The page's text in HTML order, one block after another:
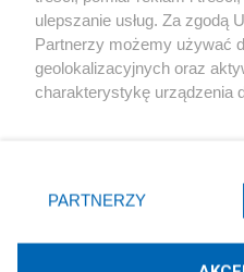
X Facebook
ulepszanie usług. Za zgodą
Partnerzy możemy używać
geolokalizacyjnych oraz
charakterystykę urządzenia
zmienić/wycofać klikając
znajdujący się w lewym
rodzaje przetwarzania
użytkownika, ale masz
PARTNERZY